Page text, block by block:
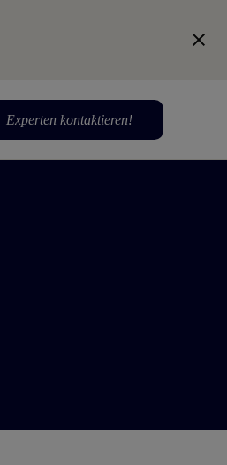
Experten kontaktieren!